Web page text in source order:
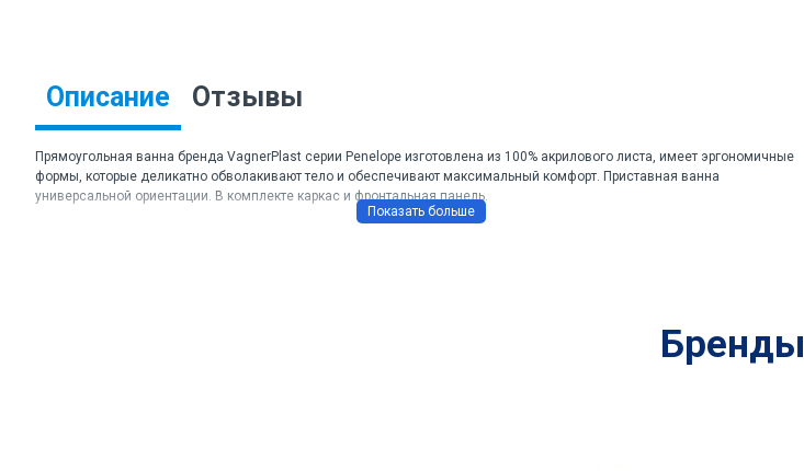
Описание Отзывы
Прямоугольная ванна бренда VagnerPlast серии Penelope изготовлена из 100% акрилового листа, имеет эргономичные
формы, которые деликатно обволакивают тело и обеспечивают максимальный комфорт. Приставная ванна
универсальной ориентации. В комплекте каркас и фронтальная панель.
Бренды